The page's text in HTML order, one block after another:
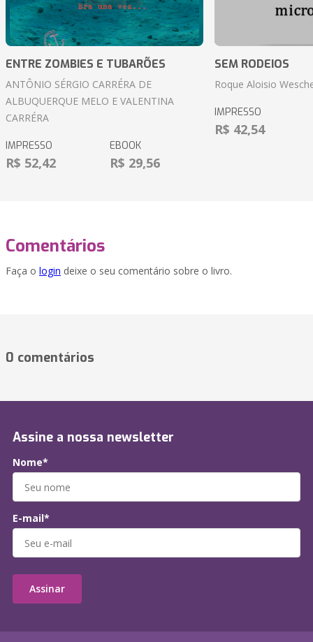
ENTRE ZOMBIES E TUBARÕES
ANTÔNIO SÉRGIO CARRÉRA DE
ALBUQUERQUE MELO E VALENTINA
CARRÉRA
IMPRESSO
R$ 52,42
EBOOK
R$ 29,56
SEM RODEIOS
Roque Aloisio
IMPRESSO
R$ 42,54
Comentários
Faça o login deixe o seu comentário sobre o livro.
0 comentários
Assine a nossa newsletter
Nome*
E-mail*
Assinar